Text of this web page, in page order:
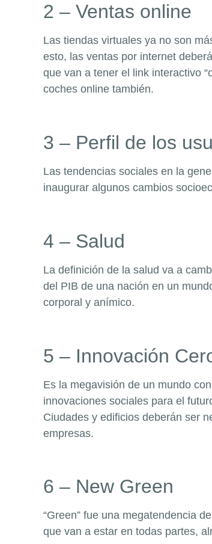
2 – Ventas online
Las tiendas virtuales ya no son
esto, las ventas por internet
que van a tener el
link interactivo
coches online también.
3 – Perfil de los
Las tendencias sociales en la
inaugurar algunos cambios
4 – Salud
La definición de la salud va a
del PIB de una nación en un
corporal y anímico.
5 – Innovación
Es la megavisión de un mundo
innovaciones sociales para el
Ciudades y edificios deberán ser
empresas.
6 – New Green
“Green” fue una megatendencia
que van a estar en todas partes,